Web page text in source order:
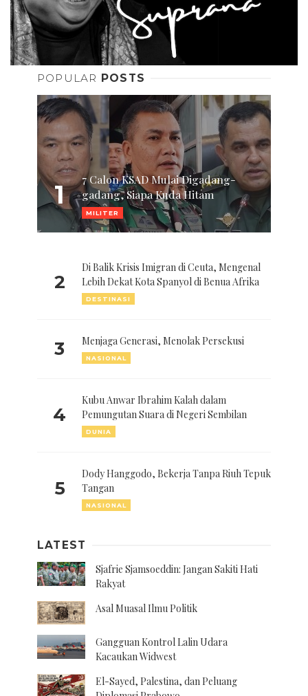
POPULAR POSTS
1
7 Calon KSAD Mulai Digadang-
gadang, Siapa Kuda Hitam
MILITER
2
Di Balik Krisis Imigran di Ceuta, Mengenal
Lebih Dekat Kota Spanyol di Benua Afrika
DESTINASI
3 Menjaga Generasi, Menolak Persekusi
NASIONAL
4
Kubu Anwar Ibrahim Kalah dalam
Pemungutan Suara di Negeri Sembilan
DUNIA
5
Dody Hanggodo, Bekerja Tanpa Riuh Tepuk
Tangan
NASIONAL
LATEST
Sjafrie Sjamsoeddin: Jangan Sakiti Hati
Rakyat
Asal Muasal Ilmu Politik
Gangguan Kontrol Lalin Udara
Kacaukan Widwest
El-Sayed, Palestina, dan Peluang